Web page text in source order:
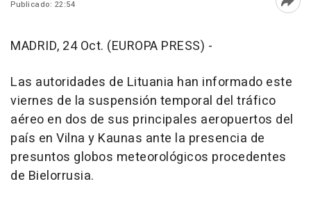
Publicado: 22:54
MADRID, 24 Oct. (EUROPA PRESS) -
Las autoridades de Lituania han informado este
viernes de la suspensión temporal del tráfico
aéreo en dos de sus principales aeropuertos del
país en Vilna y Kaunas ante la presencia de
presuntos globos meteorológicos procedentes
de Bielorrusia.